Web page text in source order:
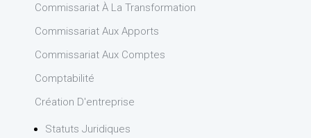
Commissariat À La Transformation
Commissariat Aux Apports
Commissariat Aux Comptes
Comptabilité
Création D'entreprise
Statuts Juridiques